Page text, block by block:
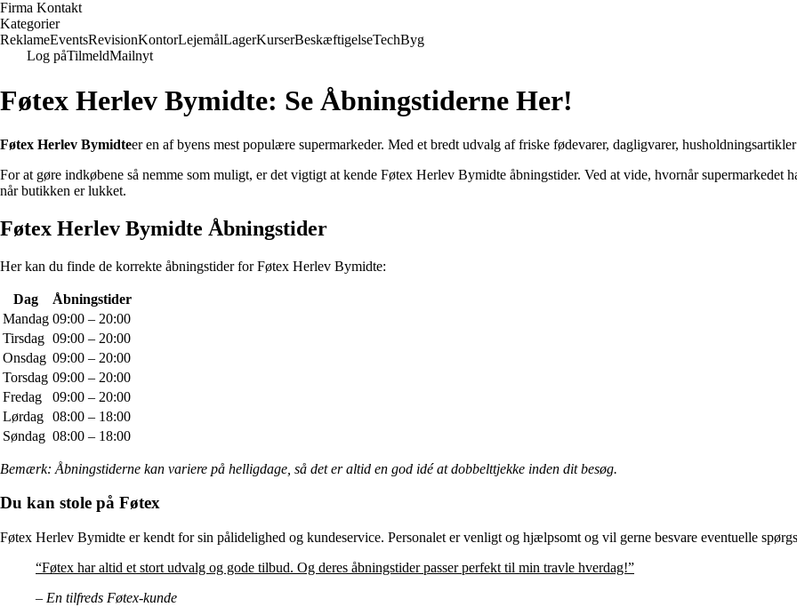
Firma Kontakt
Kategorier
ReklameEventsRevisionKontorLejemålLagerKurserBeskæftigelseTechByg
Log påTilmeldMailnyt
Føtex Herlev Bymidte: Se Åbningstiderne Her!
Føtex Herlev Bymidteer en af byens mest populære supermarkeder. Med et bredt udvalg af friske fødevarer, dagligvarer,
For at gøre indkøbene så nemme som muligt, er det vigtigt at kende Føtex Herlev Bymidte åbningstider. Ved at vide, hvornår
når butikken er lukket.
Føtex Herlev Bymidte Åbningstider
Her kan du finde de korrekte åbningstider for Føtex Herlev Bymidte:
Dag
Åbningstider
Mandag 09:00 – 20:00
Tirsdag 09:00 – 20:00
Onsdag 09:00 – 20:00
Torsdag 09:00 – 20:00
Fredag
09:00 – 20:00
Lørdag 08:00 – 18:00
Søndag 08:00 – 18:00
Bemærk: Åbningstiderne kan variere på helligdage, så det er altid en god idé at dobbelttjekke inden dit besøg.
Du kan stole på Føtex
Føtex Herlev Bymidte er kendt for sin pålidelighed og kundeservice. Personalet er venligt og hjælpsomt og vil gerne besvare eventuelle
“Føtex har altid et stort udvalg og gode tilbud. Og deres åbningstider passer perfekt til min travle hverdag!”
– En tilfreds Føtex-kunde